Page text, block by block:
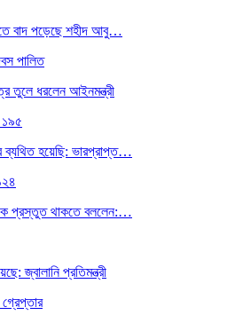
বাদ পড়েছে শহীদ আবু…
পালিত
তুলে ধরলেন আইনমন্ত্রী
১৯৫
ব্যথিত হয়েছি: ভারপ্রাপ্ত…
প্রস্তুত থাকতে বললেন:…
জ্বালানি প্রতিমন্ত্রী